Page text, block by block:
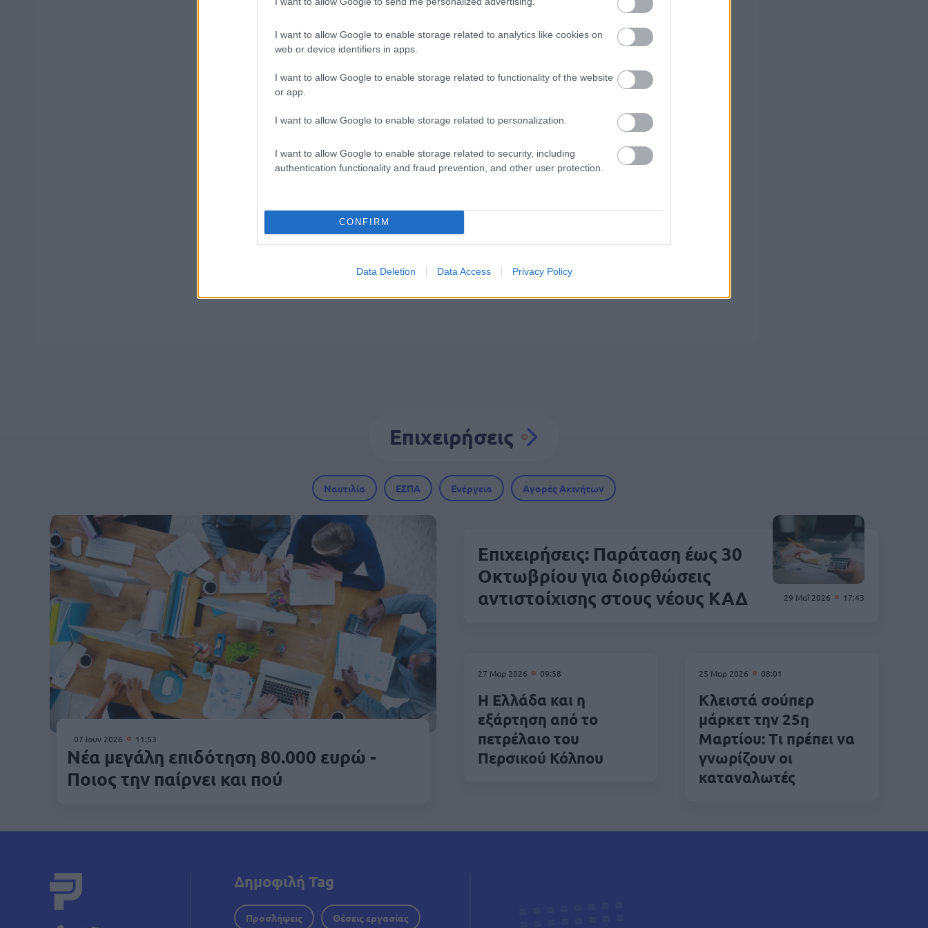
I want to allow Google to enable storage related to analytics like cookies on
web or device identifiers in apps.
I want to allow Google to enable storage related to functionality of the website
or app.
I want to allow Google to enable storage related to personalization.
I want to allow Google to enable storage related to security, including
authentication functionality and fraud prevention, and other user protection.
CONFIRM
Data Deletion Data Access Privacy Policy
αλλάζει στο πρόγραμμα
Σωφρονιστικά καταστήματα: 416 προσλήψεις χωρίς πτυχίο - Πού
κάνετε αίτηση
Νέος «Κηφισός» 40 χιλιομέτρων: Ο δρόμος που φιλοδοξεί να λύσει
το κυκλοφοριακό στην Αθήνα
Επιχειρήσεις
Ναυτιλία ΕΣΠΑ Ενέργεια Αγορές Ακινήτων
07 Ιουν 2026 11:53
Νέα μεγάλη επιδότηση 80.000 ευρώ -
Ποιος την παίρνει και πού
29 Μαΐ 2026 17:43
Επιχειρήσεις: Παράταση έως 30
Οκτωβρίου για διορθώσεις
αντιστοίχισης στους νέους ΚΑΔ
27 Μαρ 2026 09:58
Η Ελλάδα και η
εξάρτηση από το
πετρέλαιο του
Περσικού Κόλπου
25 Μαρ 2026 08:01
Κλειστά σούπερ
μάρκετ την 25η
Μαρτίου: Τι πρέπει να
γνωρίζουν οι
καταναλωτές
Δημοφιλή Tag
Προσλήψεις Θέσεις εργασίας